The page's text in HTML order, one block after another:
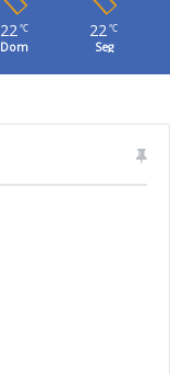
22℃
Dom
22℃
Seg